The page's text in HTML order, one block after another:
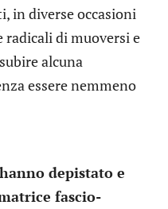
in diverse occasioni
radicali di muoversi e
alcuna
essere nemmeno
depistato e
fascio-